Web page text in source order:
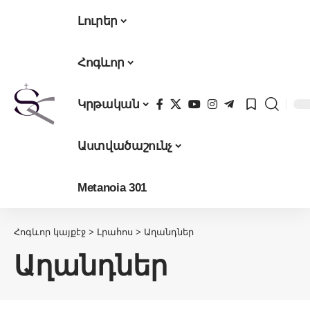
Լուրեր
Հոգևոր
Կրթական
Աստվածաշունչ
Metanoia 301
Հոգևոր կայքէջ > Լրահոս > Աղանդներ
Աղանդներ